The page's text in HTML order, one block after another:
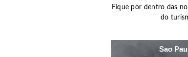
Fique por dentro das
do
Sao